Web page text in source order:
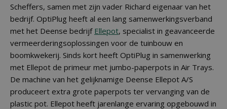
Scheffers, samen met zijn vader Richard eigenaar van het
bedrijf. OptiPlug heeft al een lang samenwerkingsverband
met het Deense bedrijf Ellepot, specialist in geavanceerde
vermeerderingsoplossingen voor de tuinbouw en
boomkwekerij. Sinds kort heeft OptiPlug in samenwerking
met Ellepot de primeur met jumbo-paperpots in Air Trays.
De machine van het gelijknamige Deense Ellepot A/S
produceert extra grote paperpots ter vervanging van de
plastic pot. Ellepot heeft jarenlange ervaring opgebouwd in